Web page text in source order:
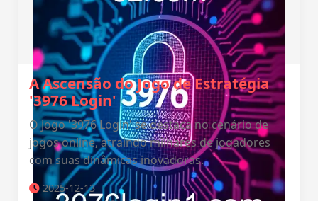
A Ascensão do Jogo de Estratégia
'3976 Login'
O jogo '3976 Login' se destaca no cenário de
jogos online, atraindo milhares de jogadores
com suas dinâmicas inovadoras.
2025-12-13